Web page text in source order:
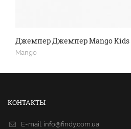
Джемпер Джемпер Mango Kids
Mango
КОНТАКТЫ
E-mail. info@findy.com.ua